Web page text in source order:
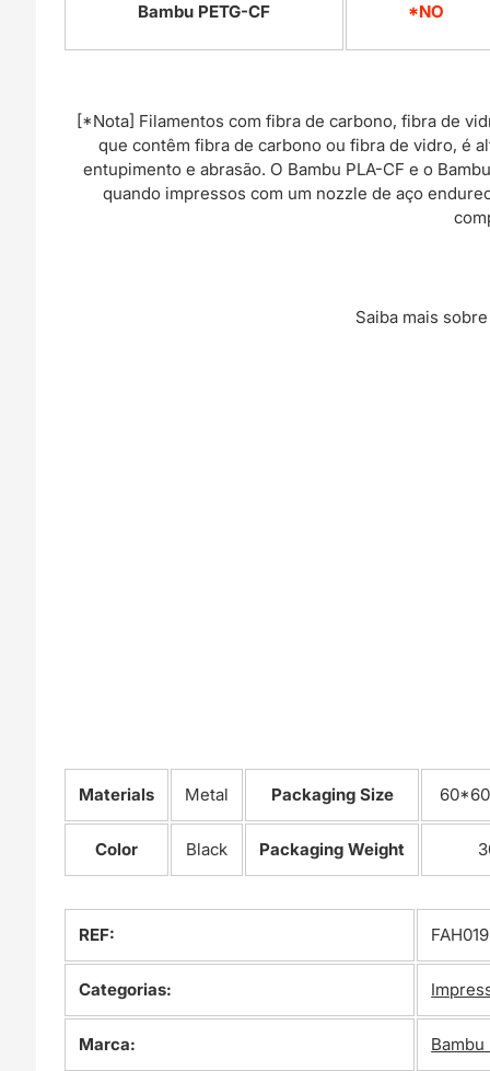
Bambu PETG-CF *NO
[*Nota] Filamentos com fibra de carbono, fibra de
que contêm fibra de carbono ou fibra de vidro, é
entupimento e abrasão. O Bambu PLA-CF e o
quando impressos com um nozzle de aço
Saiba mais
Materials Metal Packaging Size
Color Black Packaging Weight
REF: FAH019
Categorias:
Marca: Bambu